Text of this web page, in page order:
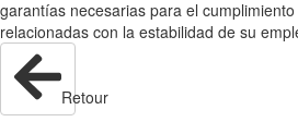
garantías necesarias para el
relacionadas con la estabilidad de su
Retour